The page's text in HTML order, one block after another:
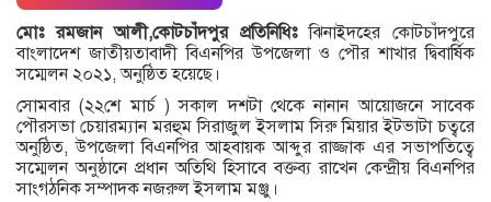
মোঃ রমজান আলী,কোটচাঁদপুর প্রতিনিধিঃঝিনাইদহের কোটচাঁদপুরে
বাংলাদেশ জাতীয়তাবাদী বিএনপির উপজেলা ও পৌর শাখার দ্বিবার্ষিক
সম্মেলন ২০২১, অনুষ্ঠিত হয়েছে।
সোমবার (২২শে মার্চ ) সকাল দশটা থেকে নানান আয়োজনে সাবেক
পৌরসভা চেয়ারম্যান মরহুম সিরাজুল ইসলাম সিরু মিয়ার ইটভাটা চত্বরে
অনুষ্ঠিত, উপজেলা বিএনপির আহবায়ক আব্দুর রাজ্জাক এর সভাপতিত্বে
সম্মেলন অনুষ্ঠানে প্রধান অতিথি হিসাবে বক্তব্য রাখেন কেন্দ্রীয় বিএনপির
সাংগঠনিক সম্পাদক নজরুল ইসলাম মঞ্জু।